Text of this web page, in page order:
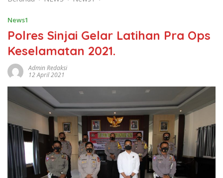
News1
Polres Sinjai Gelar Latihan Pra Ops
Keselamatan 2021.
Admin Redaksi
12 April 2021